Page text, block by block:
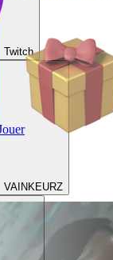
Twitch
VAINKEURZ